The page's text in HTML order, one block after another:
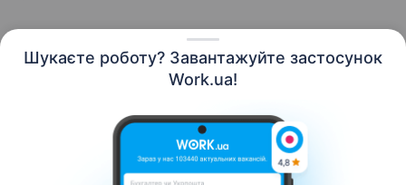
Шукаєте роботу? Завантажуйте застосунок
Work.ua!